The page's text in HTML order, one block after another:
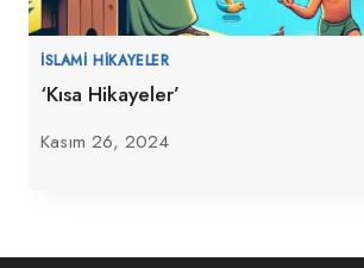
İSLAMI HIKAYELER
‘Kısa Hikayeler’
Kasım 26, 2024